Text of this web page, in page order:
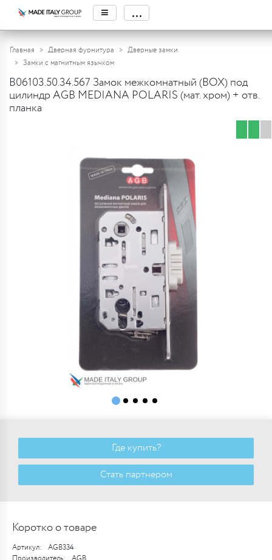
≡ ...
Главная Дверная фурнитура
Дверные замки
Замки с магнитным язычком
B06103.50.34.567 Замок межкомнатный (BOX) под
цилиндр AGB MEDIANA POLARIS (мат. хром) + отв.
планка
Где купить?
Стать партнером
Коротко о товаре
Артикул:
AGB334